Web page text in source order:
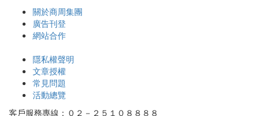
關於商周集團
廣告刊登
網站合作
隱私權聲明
文章授權
常見問題
活動總覽
客戶服務專線：０２－２５１０８８８８